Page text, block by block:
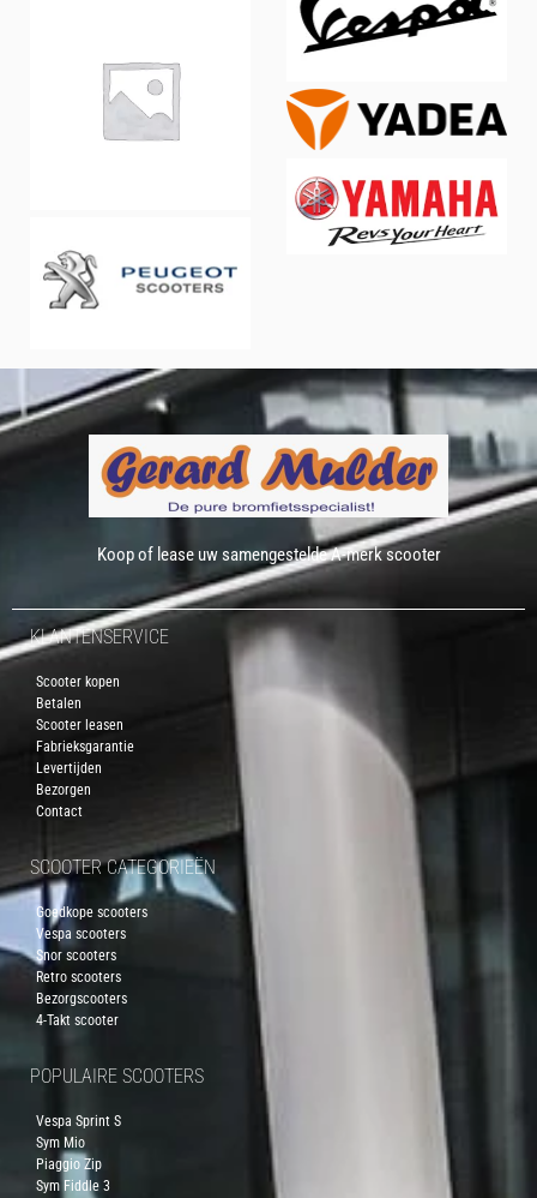
Koop of lease uw samengestelde A-merk scooter
KLANTENSERVICE
Scooter kopen
Betalen
Scooter leasen
Fabrieksgarantie
Levertijden
Bezorgen
Contact
SCOOTER CATEGORIEËN
Goedkope scooters
Vespa scooters
Snor scooters
Retro scooters
Bezorgscooters
4-Takt scooter
POPULAIRE SCOOTERS
Vespa Sprint S
Sym Mio
Piaggio Zip
Sym Fiddle 3